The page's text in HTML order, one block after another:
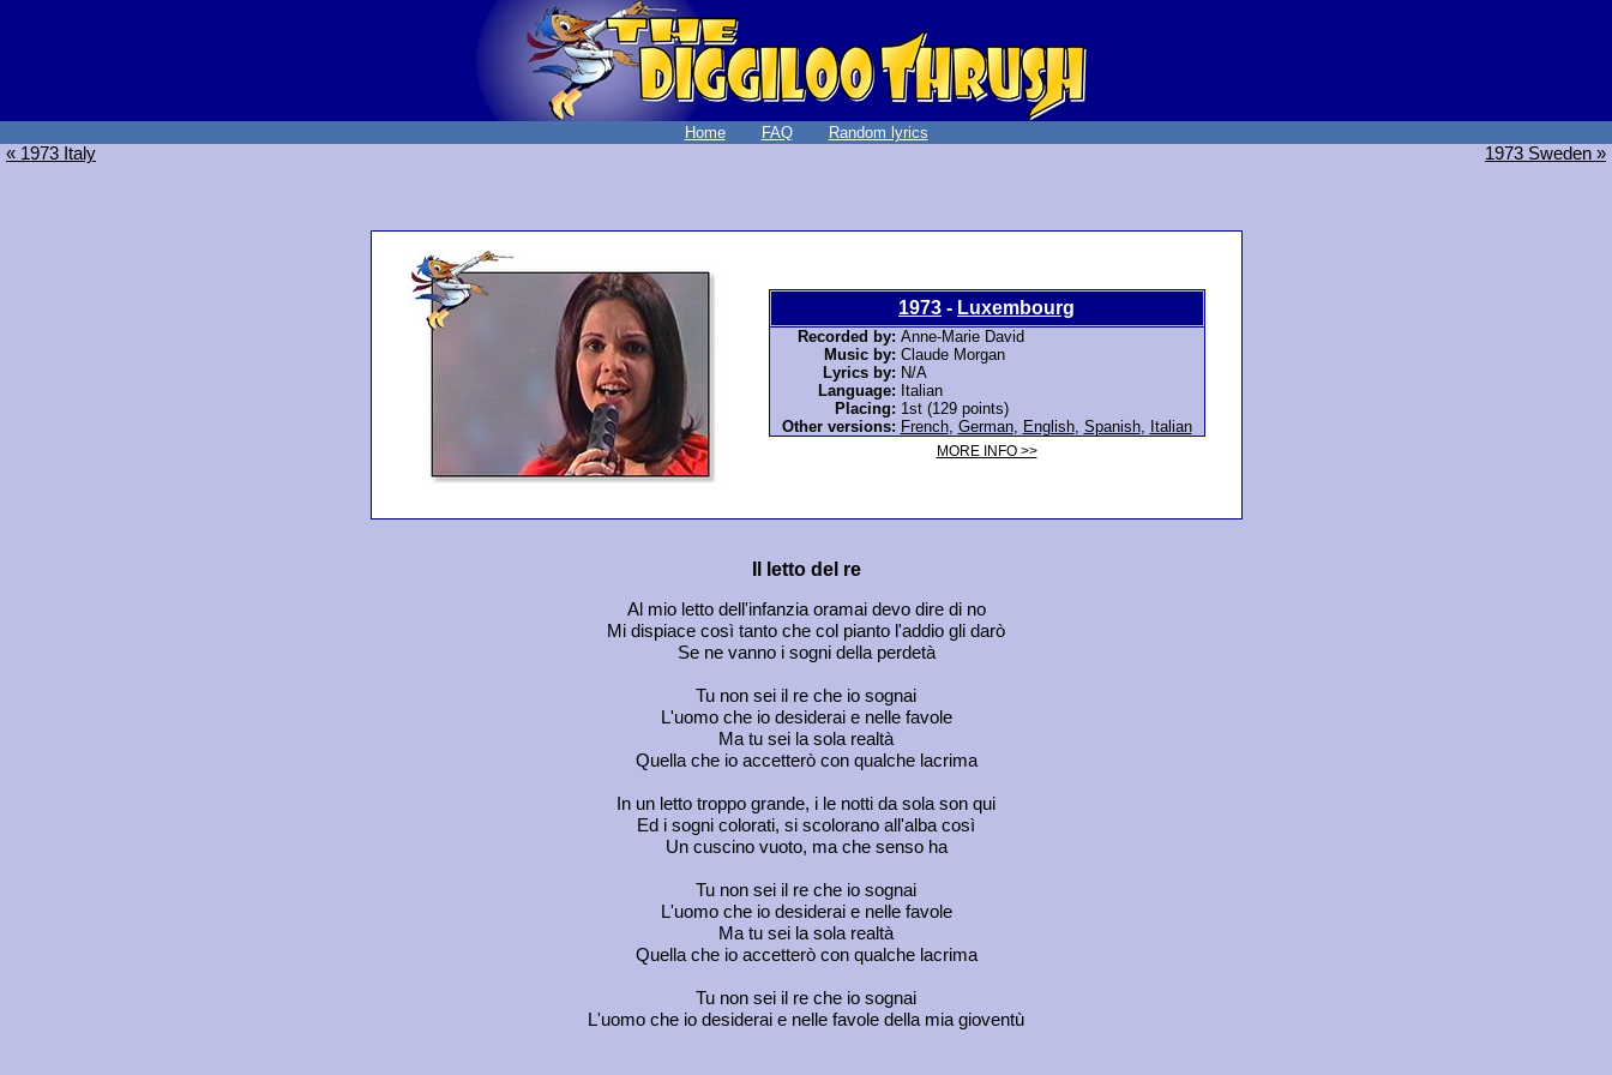
Home FAQ Random lyrics
« 1973 Italy 1973 Sweden »
1973 - Luxembourg
Recorded by: Anne-Marie David
Music by: Claude Morgan
Lyrics by: N/A
Language: Italian
Placing: 1st (129 points)
Other versions: French, German, English, Spanish, Italian
MORE INFO >>
Il letto del re
Al mio letto dell'infanzia oramai devo dire di no
Mi dispiace così tanto che col pianto l'addio gli darò
Se ne vanno i sogni della perdetà
Tu non sei il re che io sognai
L'uomo che io desiderai e nelle favole
Ma tu sei la sola realtà
Quella che io accetterò con qualche lacrima
In un letto troppo grande, i le notti da sola son qui
Ed i sogni colorati, si scolorano all'alba così
Un cuscino vuoto, ma che senso ha
Tu non sei il re che io sognai
L'uomo che io desiderai e nelle favole
Ma tu sei la sola realtà
Quella che io accetterò con qualche lacrima
Tu non sei il re che io sognai
L'uomo che io desiderai e nelle favole della mia gioventù